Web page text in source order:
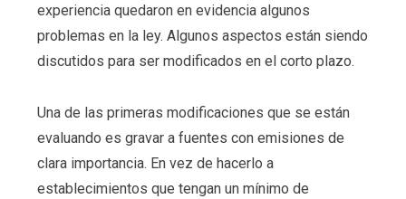
experiencia quedaron en evidencia algunos
problemas en la ley. Algunos aspectos están siendo
discutidos para ser modificados en el corto plazo.
Una de las primeras modificaciones que se están
evaluando es gravar a fuentes con emisiones de
clara importancia. En vez de hacerlo a
establecimientos que tengan un mínimo de